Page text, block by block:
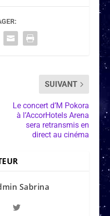
SUIVANT
Le concert d’M Pokora
à l’AccorHotels Arena
sera retransmis en
direct au cinéma
Sabrina